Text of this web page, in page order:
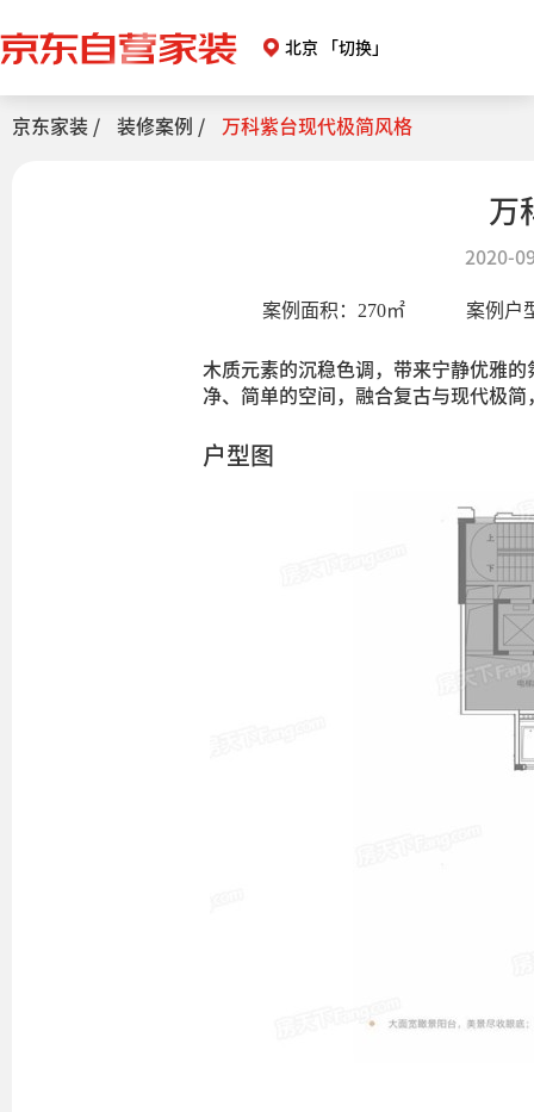
北京 「切换」
京东家装 / 装修案例 / 万科紫台现代极简风格
万
2020-
案例面积： 270㎡ 案例户
木质元素的沉稳色调，带来宁静优雅
净、简单的空间，融合复古与现代极
户型图